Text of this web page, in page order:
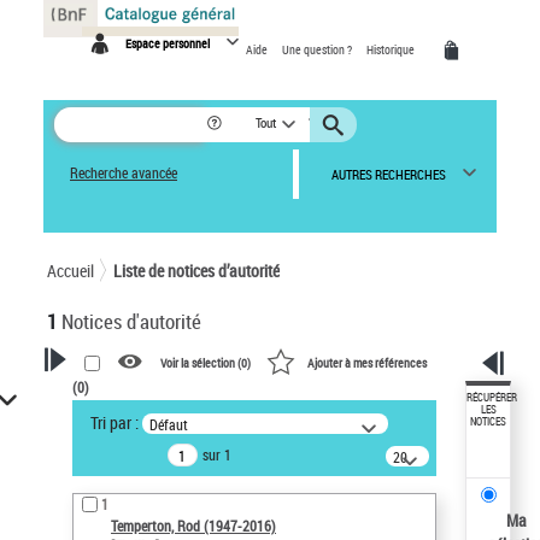
Espace personnel Aide Une question ? Historique
Tout
Recherche avancée AUTRES RECHERCHES
Accueil Liste de notices d’autorité
1 Notices d'autorité
VOTRE RECHERCHE
Recherche avancée dans les
notices d’autorité
Œuvres liées à l'auteur :
Temperton, Rod (1947-2016)
Voir la sélection (0) Ajouter à mes références
(0)
Tri par : Défaut
sur 1
20
résultats/page
1
Temperton, Rod (1947-2016)
RÉCUPÉRER
LES
NOTICES
Ma
Panneau de gestion des cookies